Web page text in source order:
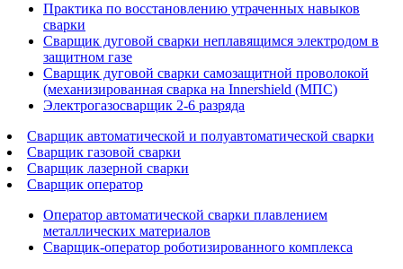
Практика по восстановлению утраченных навыков
сварки
Сварщик дуговой сварки неплавящимся электродом в
защитном газе
Сварщик дуговой сварки самозащитной проволокой
(механизированная сварка на Innershield (МПС)
Электрогазосварщик 2-6 разряда
Сварщик автоматической и полуавтоматической сварки
Сварщик газовой сварки
Сварщик лазерной сварки
Сварщик оператор
Оператор автоматической сварки плавлением
металлических материалов
Сварщик-оператор роботизированного комплекса